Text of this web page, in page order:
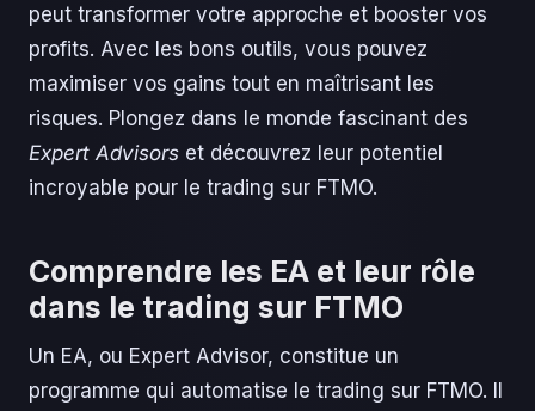
peut transformer votre approche et booster vos
profits. Avec les bons outils, vous pouvez
maximiser vos gains tout en maîtrisant les
risques. Plongez dans le monde fascinant des
Expert Advisors et découvrez leur potentiel
incroyable pour le trading sur FTMO.
Comprendre les EA et leur rôle
dans le trading sur FTMO
Un EA, ou Expert Advisor, constitue un
programme qui automatise le trading sur FTMO. Il